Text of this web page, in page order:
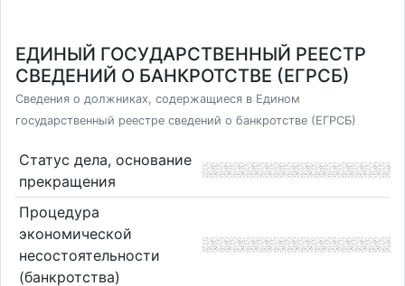
ЕДИНЫЙ ГОСУДАРСТВЕННЫЙ РЕЕСТР
СВЕДЕНИЙ О БАНКРОТСТВЕ (ЕГРСБ)
Сведения о должниках, содержащиеся в Едином
государственный реестре сведений о банкротстве (ЕГРСБ)
Статус дела, основание
прекращения
Процедура
экономической
несостоятельности
(банкротства)